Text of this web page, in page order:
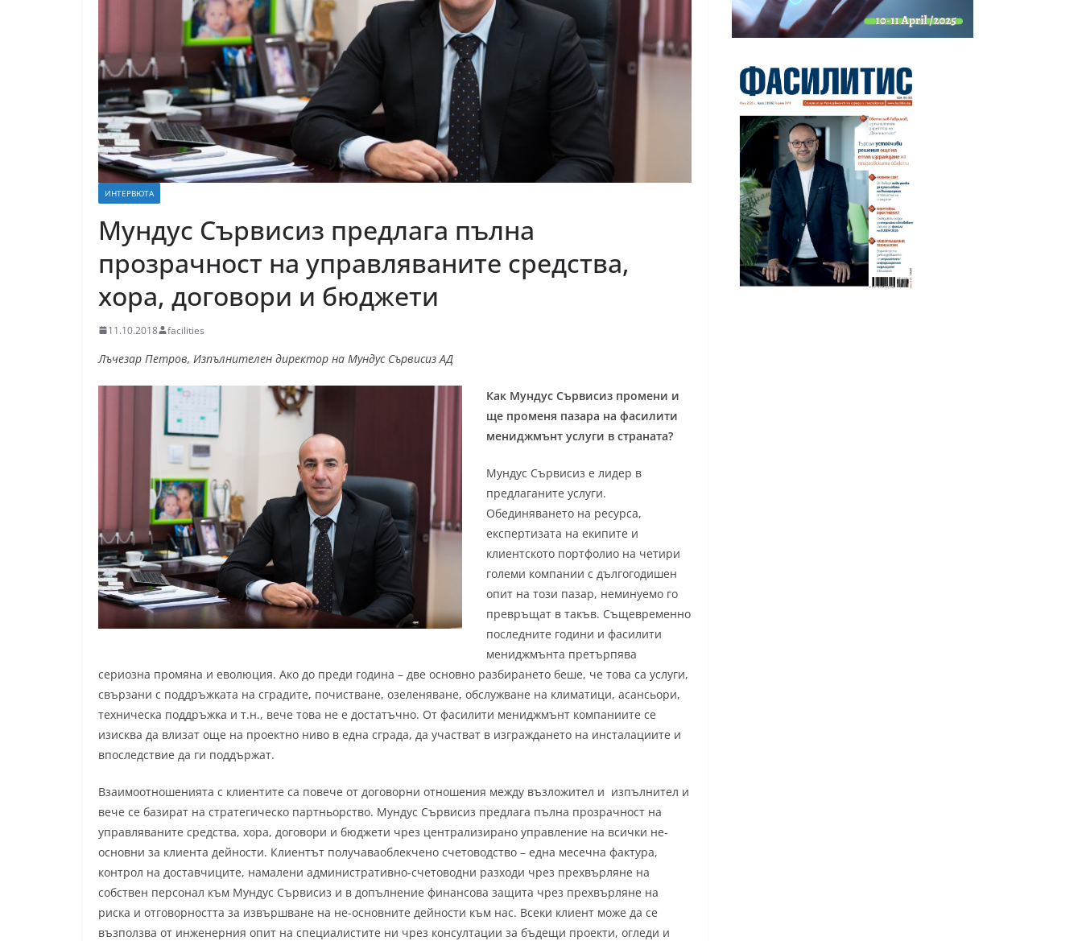
ИНТЕРВЮТА
Мундус Сървисиз предлага пълна
прозрачност на управляваните средства,
хора, договори и бюджети
11.10.2018 facilities
Лъчезар Петров, Изпълнителен директор на Мундус Сървисиз АД
Как Мундус Сървисиз промени и
ще променя пазара на фасилити
мениджмънт услуги в страната?
Мундус Сървисиз е лидер в
предлаганите услуги.
Обединяването на ресурса,
експертизата на екипите и
клиентското портфолио на четири
големи компании с дългогодишен
опит на този пазар, неминуемо го
превръщат в такъв. Същевременно
последните години и фасилити
мениджмънта претърпява
сериозна промяна и еволюция. Ако до преди година – две основно разбирането беше, че това са услуги,
свързани с поддръжката на сградите, почистване, озеленяване, обслужване на климатици, асансьори,
техническа поддръжка и т.н., вече това не е достатъчно. От фасилити мениджмънт компаниите се
изисква да влизат още на проектно ниво в една сграда, да участват в изграждането на инсталациите и
впоследствие да ги поддържат.
Взаимоотношенията с клиентите са повече от договорни отношения между възложител и изпълнител и
вече се базират на стратегическо партньорство. Мундус Сървисиз предлага пълна прозрачност на
управляваните средства, хора, договори и бюджети чрез централизирано управление на всички не-
основни за клиента дейности. Клиентът получаваоблекчено счетоводство – една месечна фактура,
контрол на доставчиците, намалени административно-счетоводни разходи чрез прехвърляне на
собствен персонал към Мундус Сървисиз и в допълнение финансова защита чрез прехвърляне на
риска и отговорността за извършване на не-основните дейности към нас. Всеки клиент може да се
възползва от инженерния опит на специалистите ни чрез консултации за бъдещи проекти, огледи и